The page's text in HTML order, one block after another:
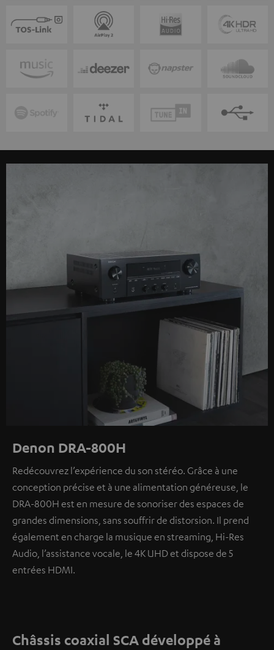
Denon DRA-800H
Redécouvrez l’expérience du son stéréo. Grâce à une
conception précise et à une alimentation généreuse, le
DRA-800H est en mesure de sonoriser des espaces de
grandes dimensions, sans souffrir de distorsion. Il prend
également en charge la musique en streaming, Hi-Res
Audio, l’assistance vocale, le 4K UHD et dispose de 5
entrées HDMI.
Châssis coaxial SCA développé à